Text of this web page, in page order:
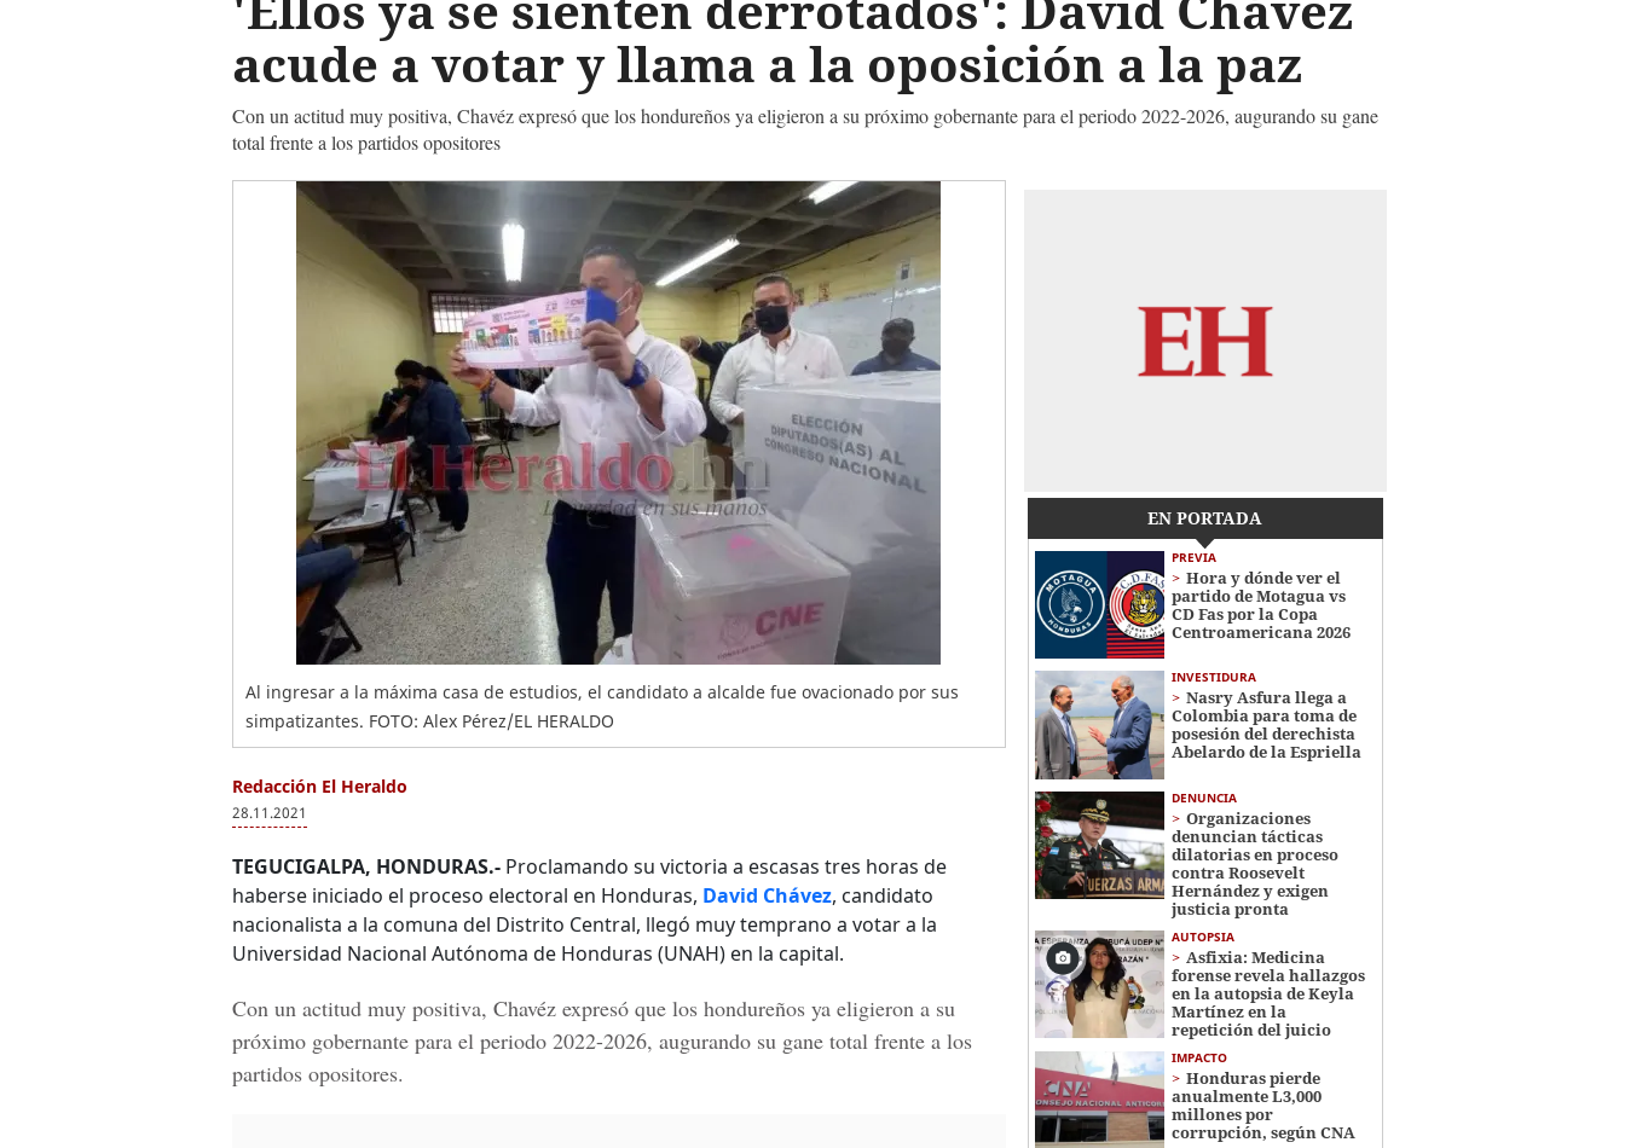
acude a votar y llama a la oposición a la paz
Con un actitud muy positiva, Chavéz expresó que los hondureños ya eligieron a su próximo gobernante para el periodo 2022-2026, augurando su gane
total frente a los partidos opositores
Al ingresar a la máxima casa de estudios, el candidato a alcalde fue ovacionado por sus
simpatizantes. FOTO: Alex Pérez/EL HERALDO
Redacción El Heraldo
28.11.2021
TEGUCIGALPA, HONDURAS.- Proclamando su victoria a escasas tres horas de
haberse iniciado el proceso electoral en Honduras, David Chávez, candidato
nacionalista a la comuna del Distrito Central, llegó muy temprano a votar a la
Universidad Nacional Autónoma de Honduras (UNAH) en la capital.
Con un actitud muy positiva, Chavéz expresó que los hondureños ya eligieron a su
próximo gobernante para el periodo 2022-2026, augurando su gane total frente a los
partidos opositores.
EN PORTADA
PREVIA
Hora y dónde ver el
partido de Motagua vs
CD Fas por la Copa
Centroamericana 2026
INVESTIDURA
Nasry Asfura llega a
Colombia para toma de
posesión del derechista
Abelardo de la Espriella
DENUNCIA
Organizaciones
denuncian tácticas
dilatorias en proceso
contra Roosevelt
Hernández y exigen
justicia pronta
AUTOPSIA
Asfixia: Medicina
forense revela hallazgos
en la autopsia de Keyla
Martínez en la
repetición del juicio
IMPACTO
Honduras pierde
anualmente L3,000
millones por
corrupción, según CNA